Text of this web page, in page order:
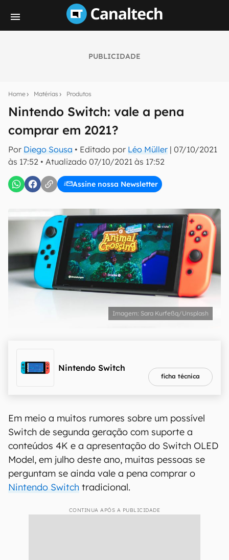
PUBLICIDADE
Home Matérias Produtos
Nintendo Switch: vale a pena
comprar em 2021?
Por Diego Sousa • Editado por Léo Müller | 07/10/2021
às 17:52 • Atualizado 07/10/2021 às 17:52
Assine nossa Newsletter
notícias e reviews sobre tecnologia em primeira
mão.
E-mail
Uso e Política de Privacidade do Canaltech.
Sara Kurfeßq/Unsplash
Nintendo Switch
ficha técnica
Em meio a muitos rumores sobre um possível
Switch de segunda geração com suporte a
conteúdos 4K e a apresentação do Switch OLED
Model, em julho deste ano, muitas pessoas se
perguntam se ainda vale a pena comprar o
Nintendo Switch tradicional.
CONTINUA APÓS A PUBLICIDADE